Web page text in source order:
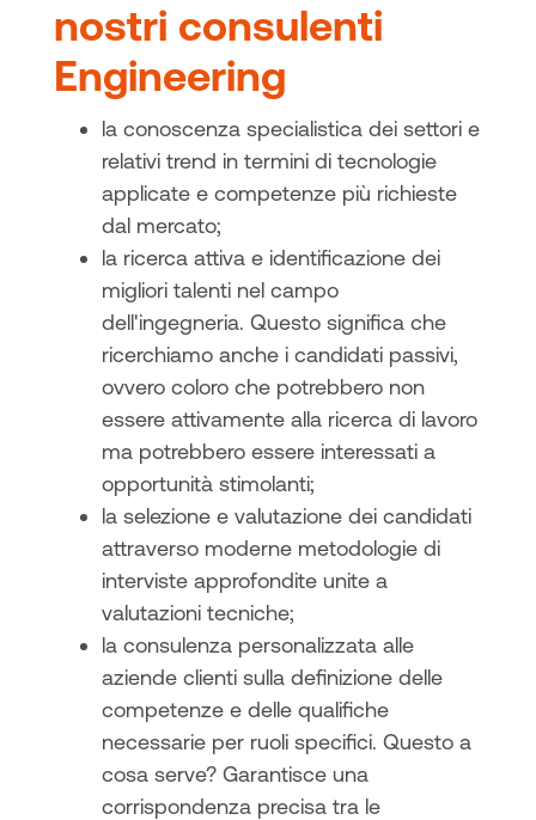
nostri consulenti
Engineering
la conoscenza specialistica dei settori e
relativi trend in termini di tecnologie
applicate e competenze più richieste
dal mercato;
la ricerca attiva e identificazione dei
migliori talenti nel campo
dell'ingegneria. Questo significa che
ricerchiamo anche i candidati passivi,
ovvero coloro che potrebbero non
essere attivamente alla ricerca di lavoro
ma potrebbero essere interessati a
opportunità stimolanti;
la selezione e valutazione dei candidati
attraverso moderne metodologie di
interviste approfondite unite a
valutazioni tecniche;
la consulenza personalizzata alle
aziende clienti sulla definizione delle
competenze e delle qualifiche
necessarie per ruoli specifici. Questo a
cosa serve? Garantisce una
corrispondenza precisa tra le